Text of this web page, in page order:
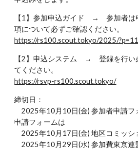
【1】参加申込ガイド → 参加者は
項について必ずご確認ください。
https://rs100.scout.tokyo/2025/
【2】申込システム → 登録を行い
てください。
https://rsvp-rs100.scout.tokyo/
締切日：
2025年10月10日(金) 参加者申請
申請フォームは
2025年10月17日(金) 地区コミッシ
2025年10月29日(水) 参加費東京連